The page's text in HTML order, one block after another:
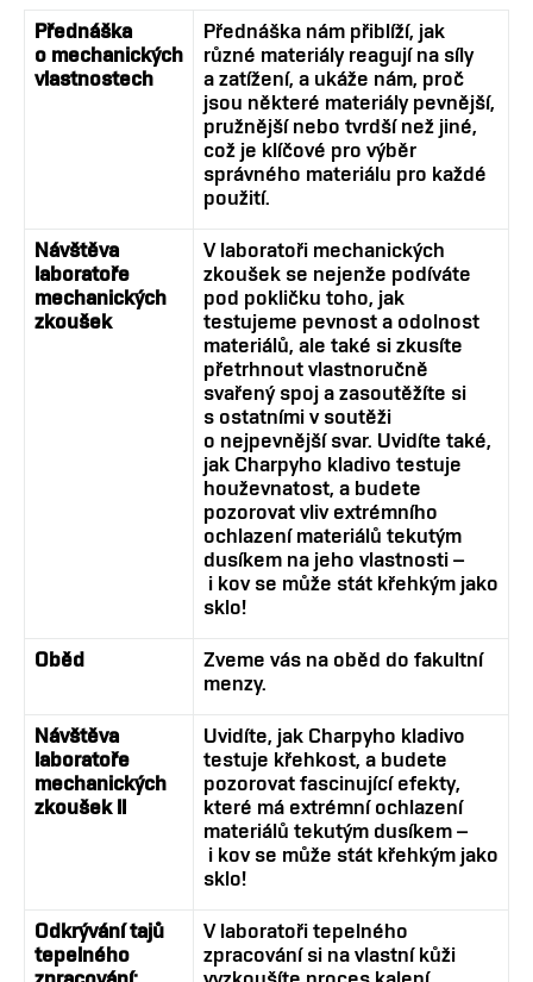
Přednáška
o mechanických
vlastnostech
Přednáška nám přiblíží, jak
různé materiály reagují na síly
a zatížení, a ukáže nám, proč
jsou některé materiály pevnější,
pružnější nebo tvrdší než jiné,
což je klíčové pro výběr
správného materiálu pro každé
použití.
Návštěva
laboratoře
mechanických
zkoušek
V laboratoři mechanických
zkoušek se nejenže podíváte
pod pokličku toho, jak
testujeme pevnost a odolnost
materiálů, ale také si zkusíte
přetrhnout vlastnoručně
svařený spoj a zasoutěžíte si
s ostatními v soutěži
o nejpevnější svar. Uvidíte také,
jak Charpyho kladivo testuje
houževnatost, a budete
pozorovat vliv extrémního
ochlazení materiálů tekutým
dusíkem na jeho vlastnosti –
i kov se může stát křehkým jako
sklo!
Oběd
Zveme vás na oběd do fakultní
menzy.
Návštěva
laboratoře
mechanických
zkoušek II
Uvidíte, jak Charpyho kladivo
testuje křehkost, a budete
pozorovat fascinující efekty,
které má extrémní ochlazení
materiálů tekutým dusíkem –
i kov se může stát křehkým jako
sklo!
Odkrývání tajů
tepelného
V laboratoři tepelného
zpracování si na vlastní kůži